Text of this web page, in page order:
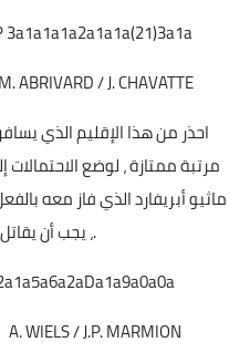
3a1a1a1a2a1a1a(21)3a1a
M. ABRIVARD / J. CHAVATTE
احذر من هذا الإقليم الذي
مرتبة ممتازة ، لوضع
ماثيو أبريفارد الذي فاز معه
، يجب أن يقاتل من أجل الفوز.
A. WIELS / J.P. MARMION